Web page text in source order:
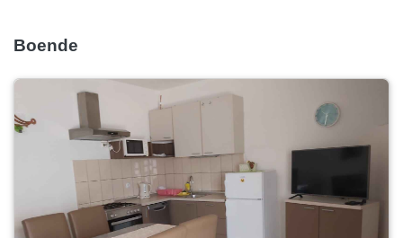
Boende